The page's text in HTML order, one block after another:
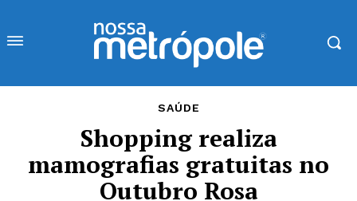
SAÚDE
Shopping realiza
mamografias gratuitas no
Outubro Rosa